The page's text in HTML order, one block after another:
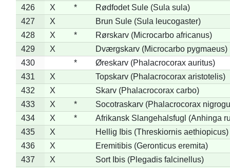
426
X *
Rødfodet Sule (Sula sula)
427
X
Brun Sule (Sula leucogaster)
428
X *
Rørskarv (Microcarbo africanus)
429
X
Dværgskarv (Microcarbo pygmaeus)
430
*
Øreskarv (Phalacrocorax auritus)
431
X
Topskarv (Phalacrocorax aristotelis)
432
X
Skarv (Phalacrocorax carbo)
433
X *
Socotraskarv (Phalacrocorax
434
X *
Afrikansk Slangehalsfugl (Anhinga
435
X
Hellig Ibis (Threskiornis aethiopicus)
436
X
Eremitibis (Geronticus eremita)
437
X
Sort Ibis (Plegadis falcinellus)